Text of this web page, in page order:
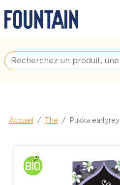
Accueil Thé Pukka earlgrey